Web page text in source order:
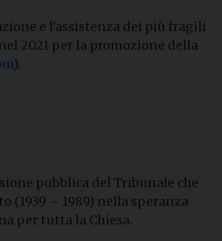
e l’assistenza dei più fragili
2021 per la promozione della
).
pubblica del Tribunale che
(1939 – 1989) nella speranza
per tutta la Chiesa.